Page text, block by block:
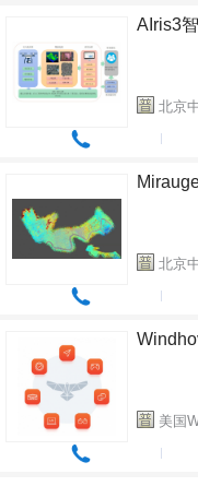
AIris3
北京
北京
美国